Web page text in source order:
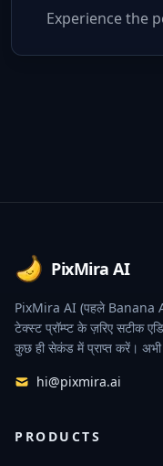
Experience the
PixMira AI
PixMira AI (पहले Banana
टेक्स्ट प्रॉम्प्ट के ज़रिए सटीक
कुछ ही सेकंड में प्राप्त करें।
hi@pixmira.ai
PRODUCTS